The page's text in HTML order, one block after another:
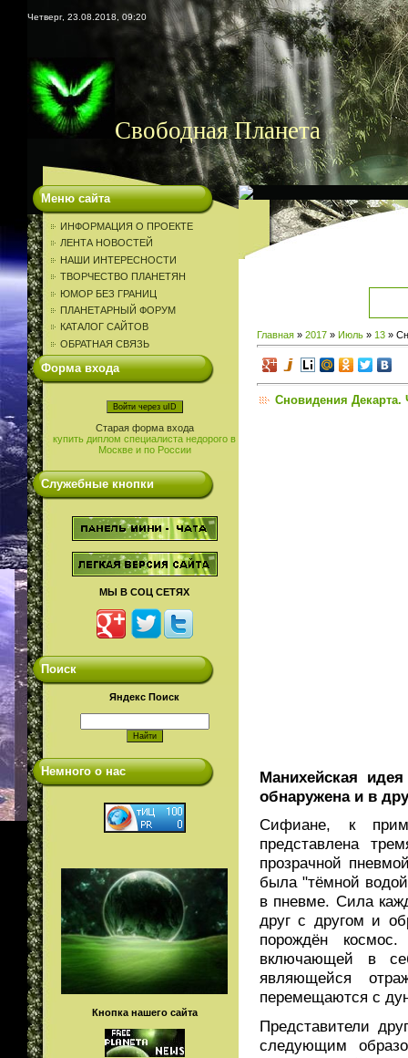
Четверг, 23.08.2018, 09:20
Свободная Планета
Меню сайта
ИНФОРМАЦИЯ О ПРОЕКТЕ
ЛЕНТА НОВОСТЕЙ
НАШИ ИНТЕРЕСНОСТИ
ТВОРЧЕСТВО ПЛАНЕТЯН
ЮМОР БЕЗ ГРАНИЦ
ПЛАНЕТАРНЫЙ ФОРУМ
КАТАЛОГ САЙТОВ
ОБРАТНАЯ СВЯЗЬ
Форма входа
Войти через uID
Старая форма входа
купить диплом специалиста недорого в
Москве и по России
Служебные кнопки
МЫ В СОЦ СЕТЯХ
Поиск
Яндекс Поиск
Немного о нас
Кнопка нашего сайта
Главная » 2017 » Июль » 13 »
Сновидения Декарта.
Манихейская
обнаружена и в
Сифиане, к
представлена
прозрачной
была "тёмной
в пневме. Сила
друг с другом и
порождён
включающей в
являющейся
перемещаются с
Представители
следующим